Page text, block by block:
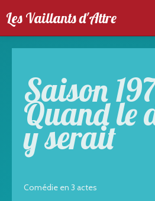
Les Vaillants d'Attre
Spectales
Agenda
Galeries photos
Saison
Quand le
y serait
Comédie en 3 actes